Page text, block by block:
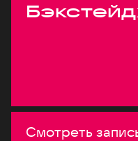
Смотреть